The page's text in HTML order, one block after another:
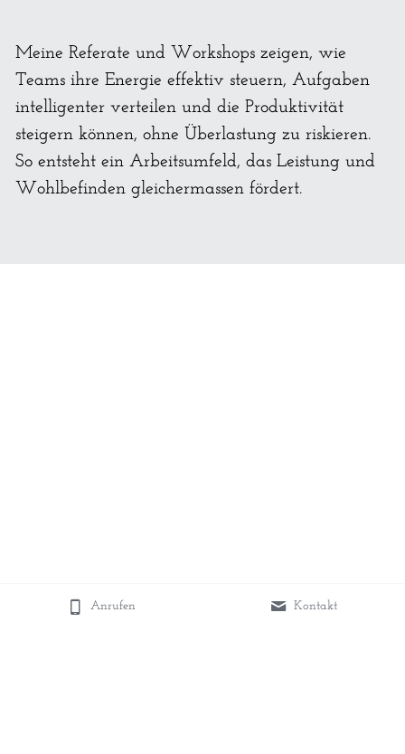
Meine Referate und Workshops zeigen, wie
Teams ihre Energie effektiv steuern, Aufgaben
intelligenter verteilen und die Produktivität
steigern können, ohne Überlastung zu riskieren.
So entsteht ein Arbeitsumfeld, das Leistung und
Wohlbefinden gleichermassen fördert.
Anrufen Kontakt